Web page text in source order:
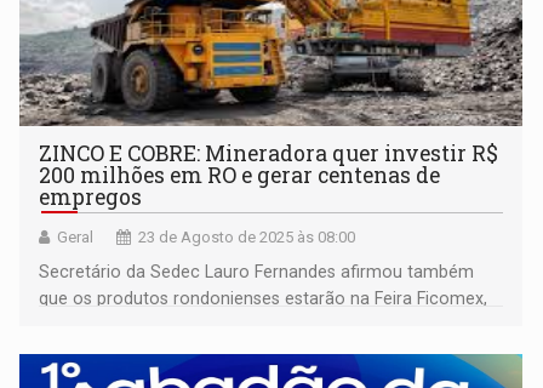
ZINCO E COBRE: Mineradora quer investir R$
200 milhões em RO e gerar centenas de
empregos
Geral 23 de Agosto de 2025 às 08:00
Secretário da Sedec Lauro Fernandes afirmou também
que os produtos rondonienses estarão na Feira Ficomex,